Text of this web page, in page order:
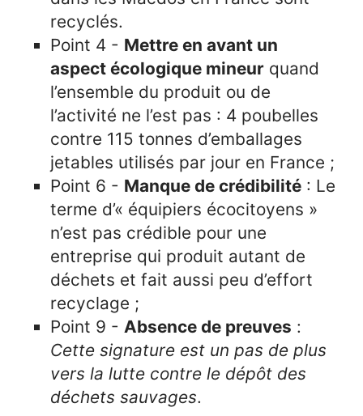
recyclés.
Point 4 - Mettre en avant un
aspect écologique mineur quand
l’ensemble du produit ou de
l’activité ne l’est pas : 4 poubelles
contre 115 tonnes d’emballages
jetables utilisés par jour en France ;
Point 6 - Manque de crédibilité : Le
terme d’« équipiers écocitoyens »
n’est pas crédible pour une
entreprise qui produit autant de
déchets et fait aussi peu d’effort
recyclage ;
Point 9 -Absence de preuves :
Cette signature est un pas de plus
vers la lutte contre le dépôt des
déchets sauvages.